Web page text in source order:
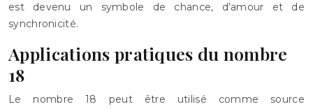
est devenu un symbole de chance, d’amour et de
synchronicité.
Applications pratiques du nombre
18
Le nombre 18 peut être utilisé comme source